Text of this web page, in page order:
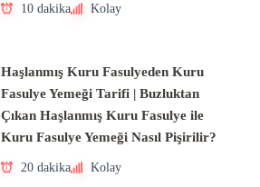
10 dakika Kolay
Haşlanmış Kuru Fasulyeden Kuru
Fasulye Yemeği Tarifi | Buzluktan
Çıkan Haşlanmış Kuru Fasulye ile
Kuru Fasulye Yemeği Nasıl Pişirilir?
20 dakika Kolay